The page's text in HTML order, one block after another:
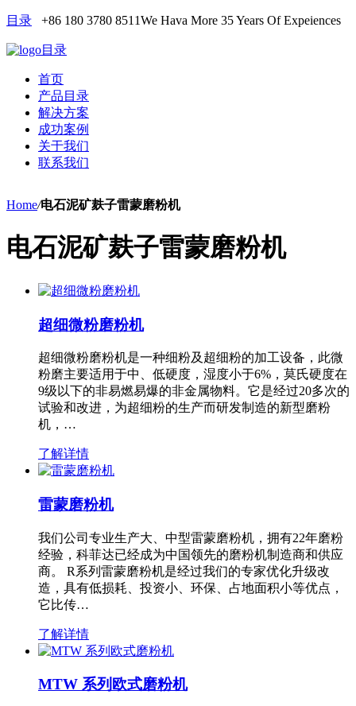
目录 +86 180 3780 8511We Hava More 35 Years Of Expeiences
目录
首页
产品目录
解决方案
成功案例
关于我们
联系我们
Home/电石泥矿麸子雷蒙磨粉机
电石泥矿麸子雷蒙磨粉机
超细微粉磨粉机
超细微粉磨粉机是一种细粉及超细粉的加工设备，此微
粉磨主要适用于中、低硬度，湿度小于6%，莫氏硬度在
9级以下的非易燃易爆的非金属物料。它是经过20多次的
试验和改进，为超细粉的生产而研发制造的新型磨粉
机，…
了解详情
雷蒙磨粉机
我们公司专业生产大、中型雷蒙磨粉机，拥有22年磨粉
经验，科菲达已经成为中国领先的磨粉机制造商和供应
商。 R系列雷蒙磨粉机是经过我们的专家优化升级改
造，具有低损耗、投资小、环保、占地面积小等优点，
它比传…
了解详情
MTW 系列欧式磨粉机